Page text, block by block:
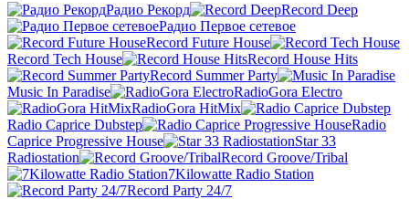
Радио Рекорд
Record Deep
Радио Первое сетевое
Record Future House
Record Tech House
Record House Hits
Record Summer Party
Music In Paradise
RadioGora Electro
RadioGora HitMix
Radio Caprice Dubstep
Radio
Caprice Progressive House
Star 33
Radiostation
Record Groove/Tribal
7Kilowatte Radio Station
Record Party 24/7